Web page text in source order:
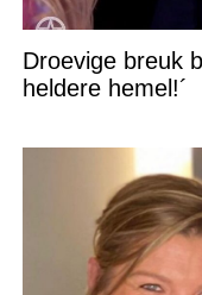
Droevige breuk
heldere hemel!´